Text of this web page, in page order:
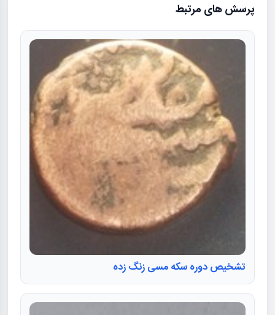
پرسش های مرتبط
تشخیص دوره سکه مسی زنگ زده